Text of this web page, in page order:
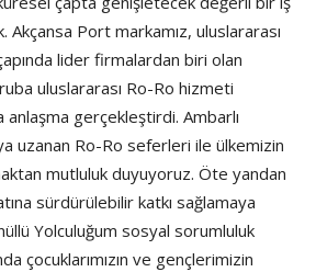
Akçansa Port markamız, uluslararası
lider firmalardan biri olan
uluslararası Ro-Ro hizmeti
anlaşma gerçekleştirdi. Ambarlı
uzanan Ro-Ro seferleri ile ülkemizin
mutluluk duyuyoruz. Öte yandan
sürdürülebilir katkı sağlamaya
Yolculuğum sosyal sorumluluk
çocuklarımızın ve gençlerimizin